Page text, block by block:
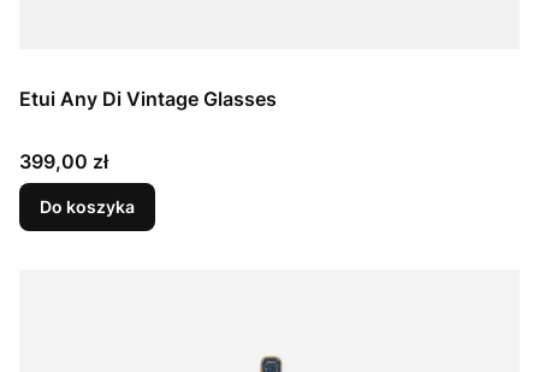
Etui Any Di Vintage Glasses
Cena
399,00 zł
Do koszyka